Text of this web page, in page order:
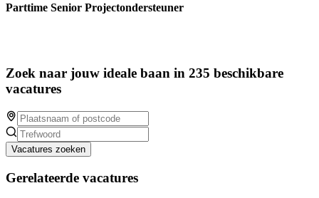
Parttime Senior Projectondersteuner
Zoek naar jouw ideale baan in 235 beschikbare
vacatures
Vacatures zoeken
Gerelateerde vacatures